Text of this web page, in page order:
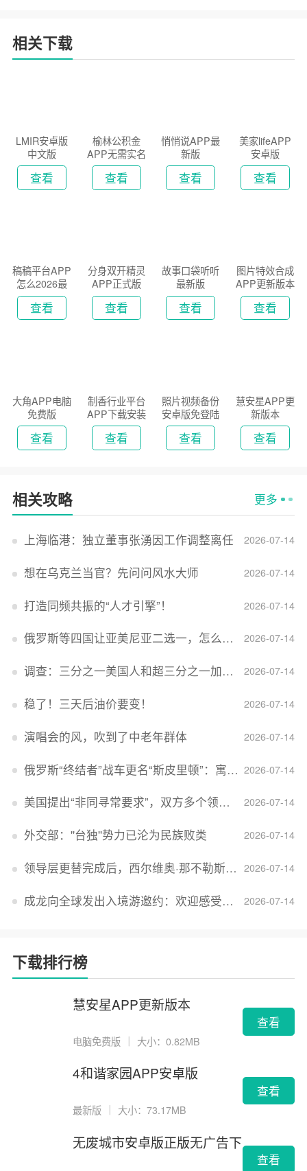
相关下载
LMIR安卓版
中文版
查看
榆林公积金
APP无需实名
认证版
查看
悄悄说APP最
新版
查看
美家lifeAPP
安卓版
查看
稿稿平台APP
怎么2026最
新版
查看
分身双开精灵
APP正式版
查看
故事口袋听听
最新版
查看
图片特效合成
APP更新版本
2026
查看
大角APP电脑
免费版
查看
制香行业平台
APP下载安装
2026
查看
照片视频备份
安卓版免登陆
版
查看
慧安星APP更
新版本
查看
相关攻略 更多
2026-07-14
上海临港：独立董事张湧因工作调整离任
2026-07-14
想在乌克兰当官？先问问风水大师
2026-07-14
打造同频共振的“人才引擎”！
2026-07-14
俄罗斯等四国让亚美尼亚二选一，怎么回事？
2026-07-14
调查：三分之一美国人和超三分之一加拿大人感到经济压力
2026-07-14
稳了！三天后油价要变！
2026-07-14
演唱会的风，吹到了中老年群体
2026-07-14
俄罗斯“终结者”战车更名“斯皮里顿”：寓意强大可靠，彰显俄精神力量
2026-07-14
美国提出“非同寻常要求”，双方多个领域分歧依旧，印美贸易谈判进入“关键阶段”
2026-07-14
外交部：''台独''势力已沦为民族败类
2026-07-14
领导层更替完成后，西尔维奥·那不勒斯出任Lucid首席执行官
2026-07-14
成龙向全球发出入境游邀约：欢迎感受无滤镜的真实中国
下载排行榜
慧安星APP更新版本
电脑免费版 ｜ 大小：0.82MB
查看
4和谐家园APP安卓版
最新版 大小：73.17MB
查看
无废城市安卓版正版无广告下
查看